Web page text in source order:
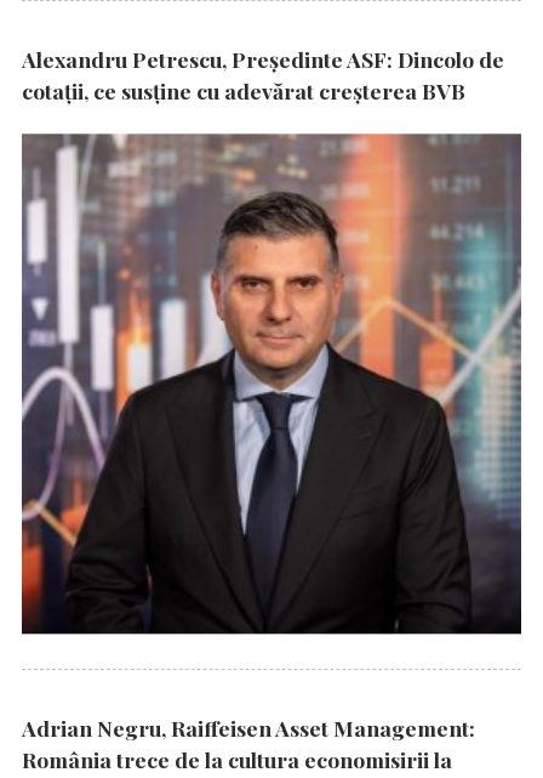
Alexandru Petrescu, Președinte ASF: Dincolo de
cotații, ce susține cu adevărat creșterea BVB
Adrian Negru, Raiffeisen Asset Management:
România trece de la cultura economisirii la